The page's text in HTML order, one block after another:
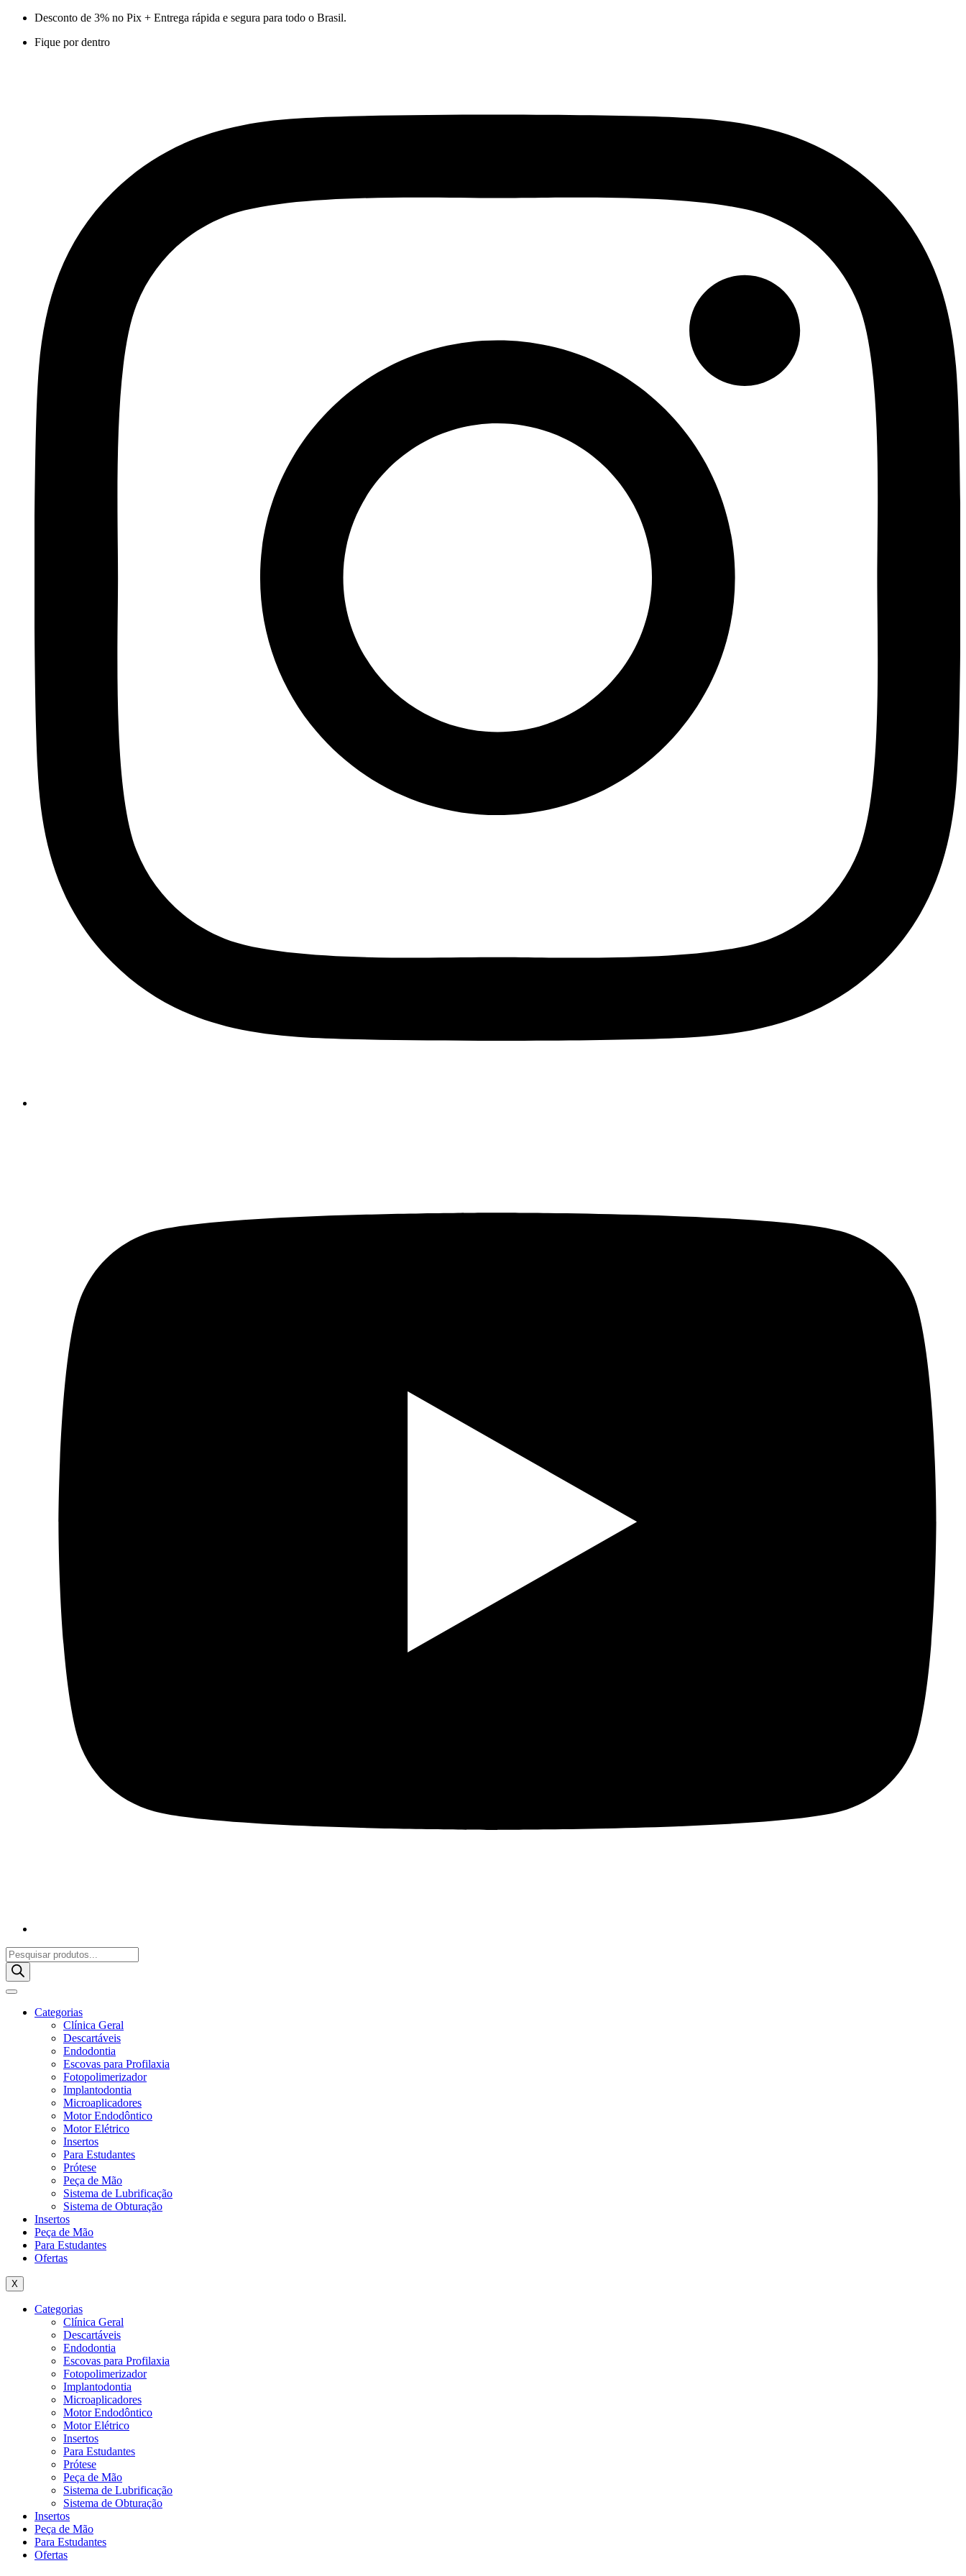
Desconto de 3% no Pix + Entrega rápida e segura para todo o Brasil.
Fique por dentro
Pesquisar
produtos
Categorias
Clínica Geral
Descartáveis
Endodontia
Escovas para Profilaxia
Fotopolimerizador
Implantodontia
Microaplicadores
Motor Endodôntico
Motor Elétrico
Insertos
Para Estudantes
Prótese
Peça de Mão
Sistema de Lubrificação
Sistema de Obturação
Insertos
Peça de Mão
Para Estudantes
Ofertas
X
Categorias
Clínica Geral
Descartáveis
Endodontia
Escovas para Profilaxia
Fotopolimerizador
Implantodontia
Microaplicadores
Motor Endodôntico
Motor Elétrico
Insertos
Para Estudantes
Prótese
Peça de Mão
Sistema de Lubrificação
Sistema de Obturação
Insertos
Peça de Mão
Para Estudantes
Ofertas